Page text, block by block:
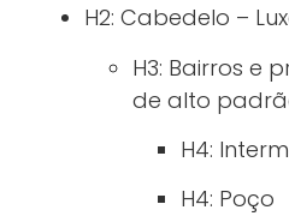
H2: Cabedelo –
H3: Bairros e
de alto
H4:
H4: Poço